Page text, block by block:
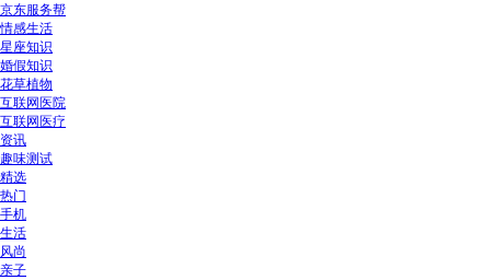
京东服务帮
情感生活
星座知识
婚假知识
花草植物
互联网医院
互联网医疗
资讯
趣味测试
精选
热门
手机
生活
风尚
亲子